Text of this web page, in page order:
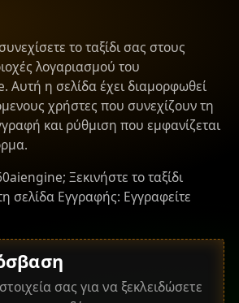
το ταξίδι σας στους
λογαριασμού του
η σελίδα έχει διαμορφωθεί
χρήστες που συνεχίζουν τη
και ρύθμιση που εμφανίζεται
Ξεκινήστε το ταξίδι
σελίδα Εγγραφής: Εγγραφείτε
σας για να ξεκλειδώσετε